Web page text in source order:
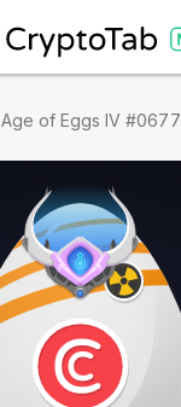
Age of Eggs IV #0677